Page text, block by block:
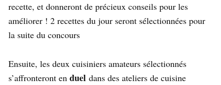
recette, et donneront de précieux conseils pour les
améliorer ! 2 recettes du jour seront sélectionnées pour
la suite du concours
Ensuite, les deux cuisiniers amateurs sélectionnés
s’affronteront en duel dans des ateliers de cuisine